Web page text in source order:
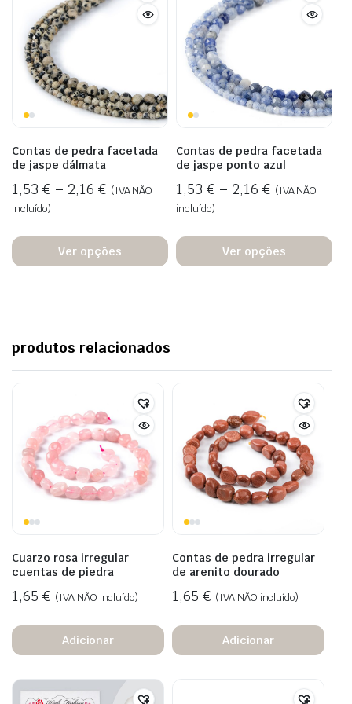
Contas de pedra facetada
de jaspe dálmata
1,53 € – 2,16 € (IVA NÃO
incluído)
Ver opções
Contas de pedra facetada
de jaspe ponto azul
1,53 € – 2,16 € (IVA NÃO
incluído)
Ver opções
produtos relacionados
Cuarzo rosa irregular
cuentas de piedra
1,65 € (IVA NÃO incluído)
Adicionar
Contas de pedra irregular
de arenito dourado
1,65 € (IVA NÃO incluído)
Adicionar